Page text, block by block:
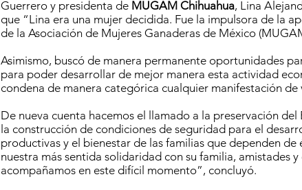
Guerrero y presidenta de MUGAM Chihuahua, Lina
que “Lina era una mujer decidida. Fue la impulsora de la
de la Asociación de Mujeres Ganaderas de México
Asimismo, buscó de manera permanente oportunidades
para poder desarrollar de mejor manera esta actividad
condena de manera categórica cualquier manifestación de
De nueva cuenta hacemos el llamado a la preservación
la construcción de condiciones de seguridad para el
productivas y el bienestar de las familias que dependen de
nuestra más sentida solidaridad con su familia, amistades
acompañamos en este difícil momento”, concluyó.